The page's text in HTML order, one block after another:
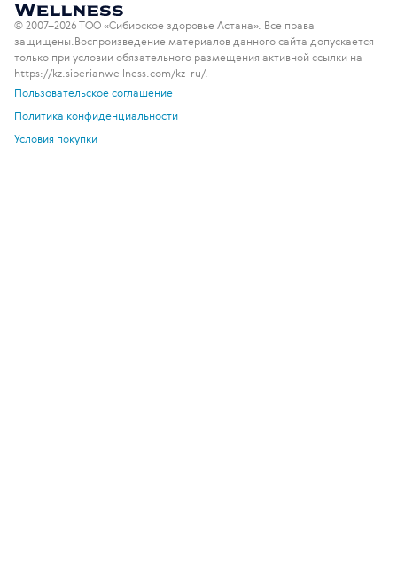
© 2007–2026 ТОО «Сибирское здоровье Астана». Все права
защищены. Воспроизведение материалов данного сайта допускается
только при условии обязательного размещения активной ссылки на
https://kz.siberianwellness.com/kz-ru/.
Пользовательское соглашение
Политика конфиденциальности
Условия покупки